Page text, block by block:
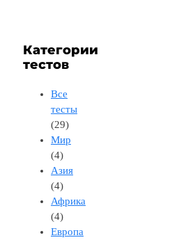
Категории
тестов
Все
тесты
(29)
Мир
(4)
Азия
(4)
Африка
(4)
Европа